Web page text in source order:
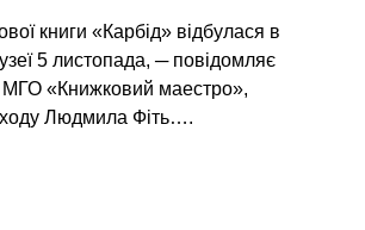
книги «Карбід» відбулася в
5 листопада, ─ повідомляє
МГО «Книжковий маестро»,
Людмила Фіть….